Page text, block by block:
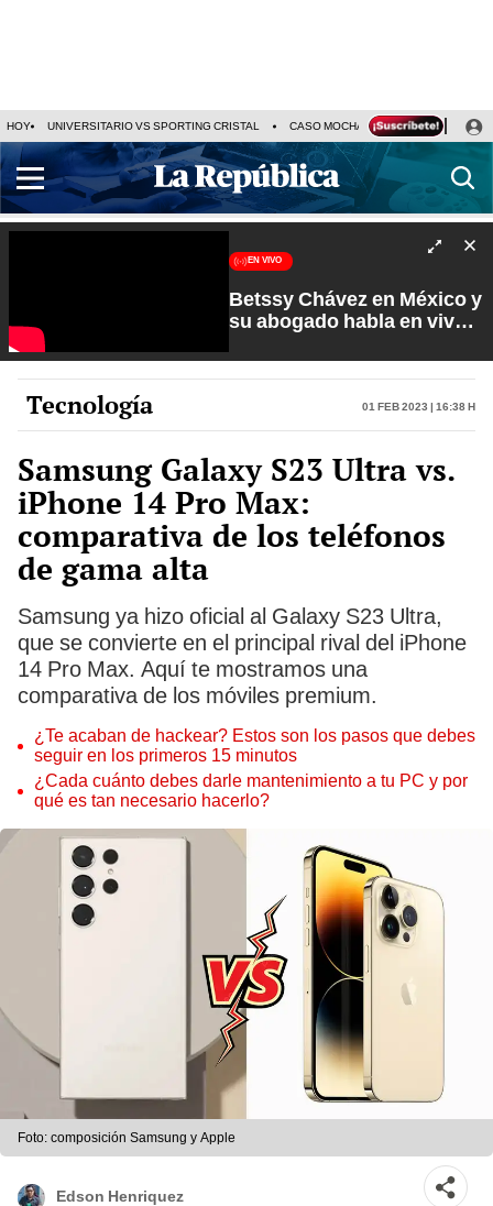
HOY UNIVERSITARIO VS SPORTING CRISTAL CASO MOCHASUELDOS
EN VIVO
Betssy Chávez en México y
su abogado habla en vivo |
Carlos Cornejo
Tecnología 01 Feb 2023 | 16:38 h
Samsung Galaxy S23 Ultra vs.
iPhone 14 Pro Max:
comparativa de los teléfonos
de gama alta
Samsung ya hizo oficial al Galaxy S23 Ultra,
que se convierte en el principal rival del iPhone
14 Pro Max. Aquí te mostramos una
comparativa de los móviles premium.
¿Te acaban de hackear? Estos son los pasos que debes
seguir en los primeros 15 minutos
¿Cada cuánto debes darle mantenimiento a tu PC y por
qué es tan necesario hacerlo?
Foto: composición Samsung y Apple
Edson Henriquez